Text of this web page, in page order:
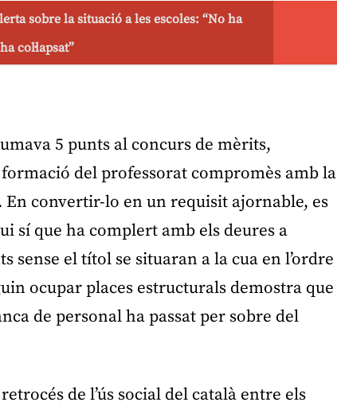
sobre la situació a les escoles: “No ha
col·lapsat”
5 punts al concurs de mèrits,
del professorat compromès amb la
convertir-lo en un requisit ajornable, es
sí que ha complert amb els deures a
sense el títol se situaran a la cua en l’ordre
ocupar places estructurals demostra que
de personal ha passat per sobre del
de l’ús social del català entre els